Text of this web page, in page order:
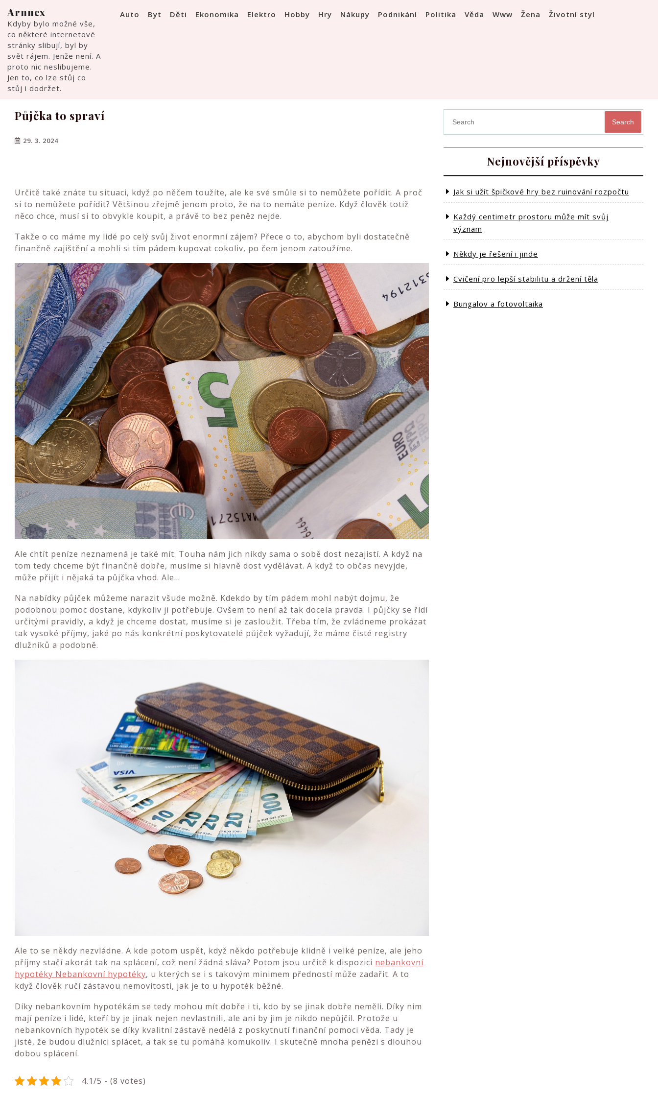
to
content
Arnnex
Kdyby bylo možné vše,
co některé internetové
stránky slibují, byl by
svět rájem. Jenže není. A
proto nic neslibujeme.
Jen to, co lze stůj co
stůj i dodržet.
Auto Byt Děti Ekonomika Elektro Hobby Hry Nákupy Podnikání Politika Věda Www Žena Životní styl
Půjčka to spraví
29. 3. 2024
Určitě také znáte tu situaci, když po něčem toužíte, ale ke své smůle si to nemůžete pořídit. A proč
si to nemůžete pořídit? Většinou zřejmě jenom proto, že na to nemáte peníze. Když člověk totiž
něco chce, musí si to obvykle koupit, a právě to bez peněz nejde.
Takže o co máme my lidé po celý svůj život enormní zájem? Přece o to, abychom byli dostatečně
finančně zajištění a mohli si tím pádem kupovat cokoliv, po čem jenom zatoužíme.
Ale chtít peníze neznamená je také mít. Touha nám jich nikdy sama o sobě dost nezajistí. A když na
tom tedy chceme být finančně dobře, musíme si hlavně dost vydělávat. A když to občas nevyjde,
může přijít i nějaká ta půjčka vhod. Ale…
Na nabídky půjček můžeme narazit všude možně. Kdekdo by tím pádem mohl nabýt dojmu, že
podobnou pomoc dostane, kdykoliv ji potřebuje. Ovšem to není až tak docela pravda. I půjčky se řídí
určitými pravidly, a když je chceme dostat, musíme si je zasloužit. Třeba tím, že zvládneme prokázat
tak vysoké příjmy, jaké po nás konkrétní poskytovatelé půjček vyžadují, že máme čisté registry
dlužníků a podobně.
Ale to se někdy nezvládne. A kde potom uspět, když někdo potřebuje klidně i velké peníze, ale jeho
příjmy stačí akorát tak na splácení, což není žádná sláva? Potom jsou určitě k dispozici nebankovní
hypotéky Nebankovní hypotéky, u kterých se i s takovým minimem předností může zadařit. A to
když člověk ručí zástavou nemovitosti, jak je to u hypoték běžné.
Díky nebankovním hypotékám se tedy mohou mít dobře i ti, kdo by se jinak dobře neměli. Díky nim
mají peníze i lidé, kteří by je jinak nejen nevlastnili, ale ani by jim je nikdo nepůjčil. Protože u
nebankovních hypoték se díky kvalitní zástavě nedělá z poskytnutí finanční pomoci věda. Tady je
jisté, že budou dlužníci splácet, a tak se tu pomáhá komukoliv. I skutečně mnoha penězi s dlouhou
dobou splácení.
4.1/5 - (8 votes)
Search
Nejnovější příspěvky
Jak si užít špičkové hry bez ruinování rozpočtu
Každý centimetr prostoru může mít svůj
význam
Někdy je řešení i jinde
Cvičení pro lepší stabilitu a držení těla
Bungalov a fotovoltaika